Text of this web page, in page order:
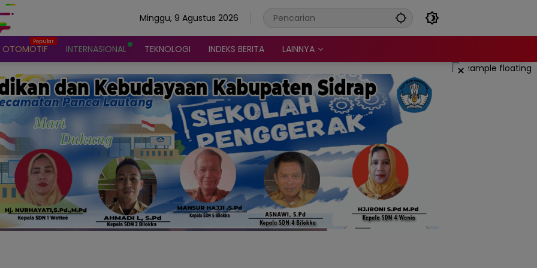
Minggu, 9 Agustus 2026
OTOMOTIF INTERNASIONAL TEKNOLOGI INDEKS BERITA LAINNYA
×